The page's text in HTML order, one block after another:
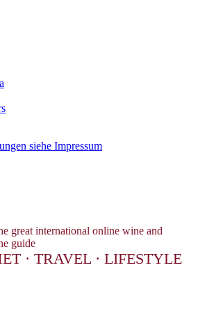
siehe Impressum
great international online wine and
guide
· TRAVEL · LIFESTYLE